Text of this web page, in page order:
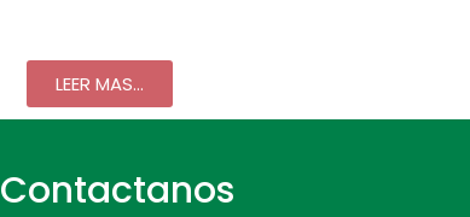
LEER MAS...
Contactanos